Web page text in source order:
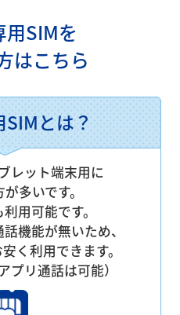
SIMを
はこちら
とは？
レット端末用に
多いです。
用可能です。
機能が無いため、
く利用できます。
プリ通話は可能）